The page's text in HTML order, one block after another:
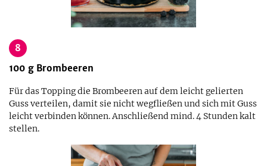
8
100 g Brombeeren
Für das Topping die Brombeeren auf dem leicht gelierten
Guss verteilen, damit sie nicht wegfließen und sich mit Guss
leicht verbinden können. Anschließend mind. 4 Stunden kalt
stellen.